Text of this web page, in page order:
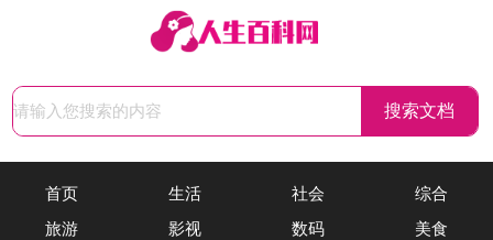
首页 生活 社会
综合
旅游
影视 数码
美食